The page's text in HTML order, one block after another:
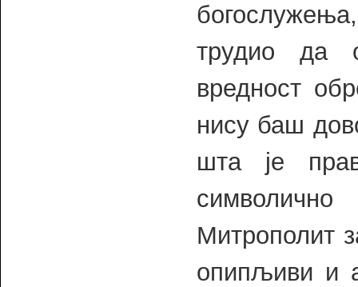
трудио да
вредност
нису баш
шта је
Митрополит
опипљиви и